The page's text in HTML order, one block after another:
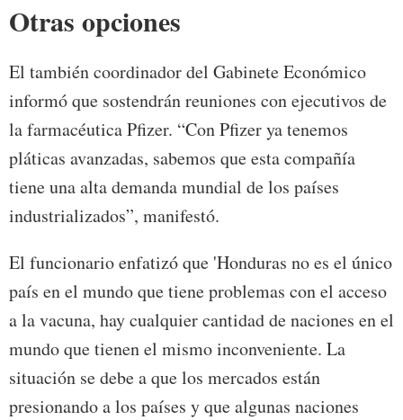
Otras opciones
El también coordinador del Gabinete Económico
informó que sostendrán reuniones con ejecutivos de
la farmacéutica Pfizer. “Con Pfizer ya tenemos
pláticas avanzadas, sabemos que esta compañía
tiene una alta demanda mundial de los países
industrializados”, manifestó.
El funcionario enfatizó que 'Honduras no es el único
país en el mundo que tiene problemas con el acceso
a la vacuna, hay cualquier cantidad de naciones en el
mundo que tienen el mismo inconveniente. La
situación se debe a que los mercados están
presionando a los países y que algunas naciones